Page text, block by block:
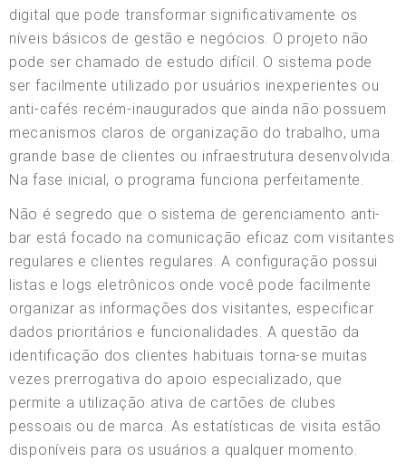
digital que pode transformar significativamente os
níveis básicos de gestão e negócios. O projeto não
pode ser chamado de estudo difícil. O sistema pode
ser facilmente utilizado por usuários inexperientes ou
anti-cafés recém-inaugurados que ainda não possuem
mecanismos claros de organização do trabalho, uma
grande base de clientes ou infraestrutura desenvolvida.
Na fase inicial, o programa funciona perfeitamente.
Não é segredo que o sistema de gerenciamento anti-
bar está focado na comunicação eficaz com visitantes
regulares e clientes regulares. A configuração possui
listas e logs eletrônicos onde você pode facilmente
organizar as informações dos visitantes, especificar
dados prioritários e funcionalidades. A questão da
identificação dos clientes habituais torna-se muitas
vezes prerrogativa do apoio especializado, que
permite a utilização ativa de cartões de clubes
pessoais ou de marca. As estatísticas de visita estão
disponíveis para os usuários a qualquer momento.